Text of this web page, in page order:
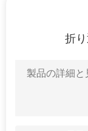
折